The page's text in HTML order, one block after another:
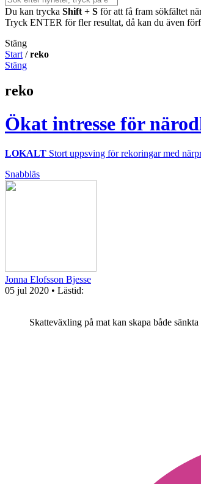
Du kan trycka Shift + S för att få fram sökfältet
Tryck ENTER för fler resultat, då kan du även
Stäng
Start /reko
Stäng
reko
Ökat intresse för
LOKALT Stort uppsving för rekoringar med
Snabbläs
Jonna Elofsson Bjesse
05 jul 2020 • Lästid:
Skatteväxling på mat kan skapa både